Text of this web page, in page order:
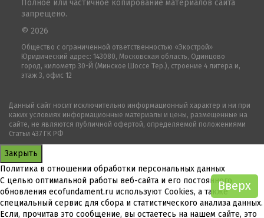
Общество с ограниченной ответственностью «Экострой»
Юридический адрес: 143080, Московская область, Одинцово
город, километр 30-Й (Минское Шоссе Тер.), строение 4 литера и,
этаж 3, офис 12
Полное или частичное копирование материалов сайта
запрещено.
© 2026
Данный сайт носит исключительно информационный характер и ни при
каких условиях информационные материалы и цены, размещенные на
сайте, не являются публичной офертой, определяемой положениями
Статьи 437 ГК РФ
Вверх
Закрыть
Политика в отношении обработки персональных данных
С целью оптимальной работы веб-сайта и его постоянного
обновления ecofundament.ru используют Cookies, а также
специальный сервис для сбора и статистического анализа данных.
Если, прочитав это сообщение, вы остаетесь на нашем сайте, это